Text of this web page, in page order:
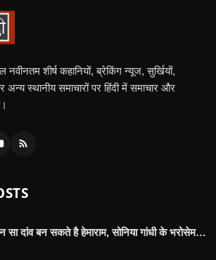
नवीनतम शीर्ष कहानियों, ब्रेकिंग न्यूज, सुर्खियों,
स्थानीय समाचारों पर हिंदी में समाचार और
सा दांव बन सकते है हेमाराम, सोनिया गांधी के भरोसेम…